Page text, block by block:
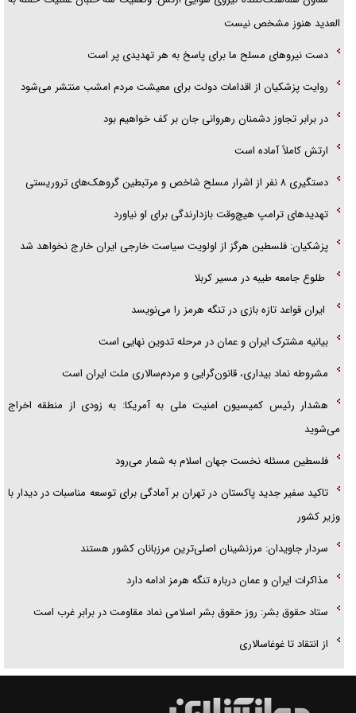
تحلیل ابعاد پیام رهبر انقلاب به حزب‌الله/ مقاومت نقشه راه آینده غرب آسیا
العدید هنوز مشخص نیست
دست نیرو‌های مسلح ما برای پاسخ به هر تهدیدی پر است
روایت پزشکیان از اقدامات دولت برای معیشت مردم امشب منتشر می‌شود
در برابر تجاوز دشمنان رهروانی جان بر کف خواهیم بود
ارتش کاملاً آماده است
دستگیری ۸ نفر از اشرار مسلح شاخص و مرتبطین گروهک‌های تروریستی
تهدید‌های ترامپ هیچ‌وقت بازدارندگی برای او نیاورد
پزشکیان: فلسطین هرگز از اولویت سیاست خارجی ایران خارج نخواهد شد
طلوع جامعه طیبه در مسیر کربلا
ایران قواعد تازه بازی در تنگه هرمز را می‌نویسد
بیانیه مشترک ایران و عمان در مرحله تدوین نهایی است
مشروطه نماد بیداری، قانون‌گرایی و مردم‌سالاری ملت ایران است
هشدار رئیس کمیسیون امنیت ملی به آمریکا: به زودی از منطقه اخراج
می‌شوید
فلسطین مسئله نخست جهان اسلام به شمار می‌رود
تاکید سفیر جدید پاکستان در تهران بر آمادگی برای توسعه مناسبات در دیدار با
وزیر کشور
سردار جاویدان: مرزنشینان اصلی‌ترین مرزبانان کشور هستند
مذاکرات ایران و عمان درباره تنگه هرمز ادامه دارد
ستاد حقوق بشر: روز حقوق بشر اسلامی نماد مقاومت در برابر غرب است
از انتقاد تا غوغاسالاری